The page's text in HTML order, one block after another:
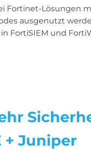
Fortinet-Lösungen
ausgenutzt
FortiSIEM und
+ Juniper